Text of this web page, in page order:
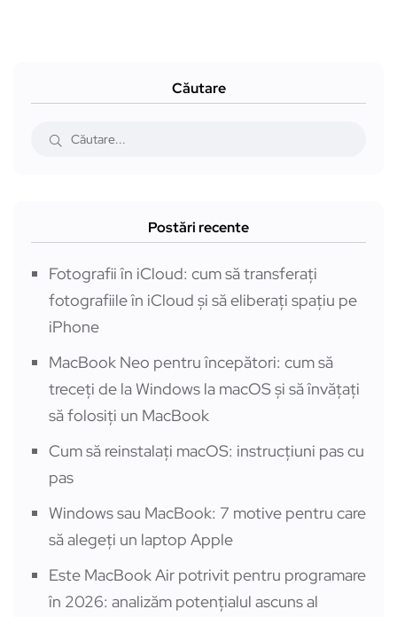
Căutare
Postări recente
Fotografii în iCloud: cum să transferați
fotografiile în iCloud și să eliberați spațiu pe
iPhone
MacBook Neo pentru începători: cum să
treceți de la Windows la macOS și să învățați
să folosiți un MacBook
Cum să reinstalați macOS: instrucțiuni pas cu
pas
Windows sau MacBook: 7 motive pentru care
să alegeți un laptop Apple
Este MacBook Air potrivit pentru programare
în 2026: analizăm potențialul ascuns al